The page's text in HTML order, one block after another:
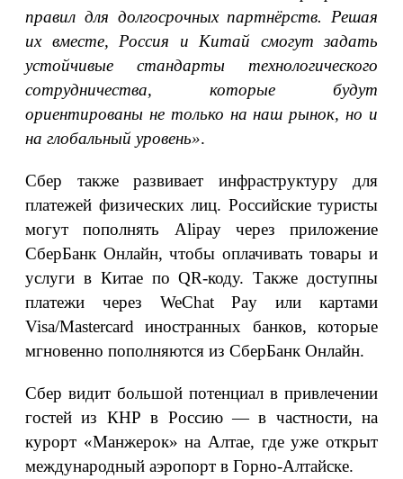
правил для долгосрочных партнёрств. Решая
их вместе, Россия и Китай смогут задать
устойчивые стандарты технологического
сотрудничества, которые будут
ориентированы не только на наш рынок, но и
на глобальный уровень».
Сбер также развивает инфраструктуру для
платежей физических лиц. Российские туристы
могут пополнять Alipay через приложение
СберБанк Онлайн, чтобы оплачивать товары и
услуги в Китае по QR-коду. Также доступны
платежи через WeChat Pay или картами
Visa/Mastercard иностранных банков, которые
мгновенно пополняются из СберБанк Онлайн.
Сбер видит большой потенциал в привлечении
гостей из КНР в Россию — в частности, на
курорт «Манжерок» на Алтае, где уже открыт
международный аэропорт в Горно-Алтайске.